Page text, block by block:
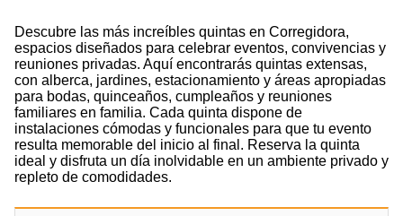
Descubre las más increíbles quintas en Corregidora,
espacios diseñados para celebrar eventos, convivencias y
reuniones privadas. Aquí encontrarás quintas extensas,
con alberca, jardines, estacionamiento y áreas apropiadas
para bodas, quinceaños, cumpleaños y reuniones
familiares en familia. Cada quinta dispone de
instalaciones cómodas y funcionales para que tu evento
resulta memorable del inicio al final. Reserva la quinta
ideal y disfruta un día inolvidable en un ambiente privado y
repleto de comodidades.